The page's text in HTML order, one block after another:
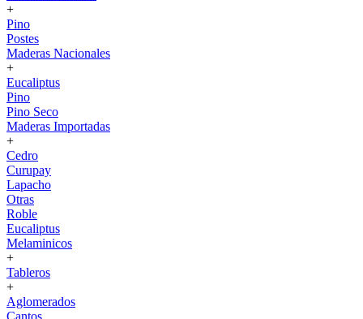
+
Pino
Postes
Maderas Nacionales
+
Eucaliptus
Pino
Pino Seco
Maderas Importadas
+
Cedro
Curupay
Lapacho
Otras
Roble
Eucaliptus
Melaminicos
+
Tableros
+
Aglomerados
Cantos